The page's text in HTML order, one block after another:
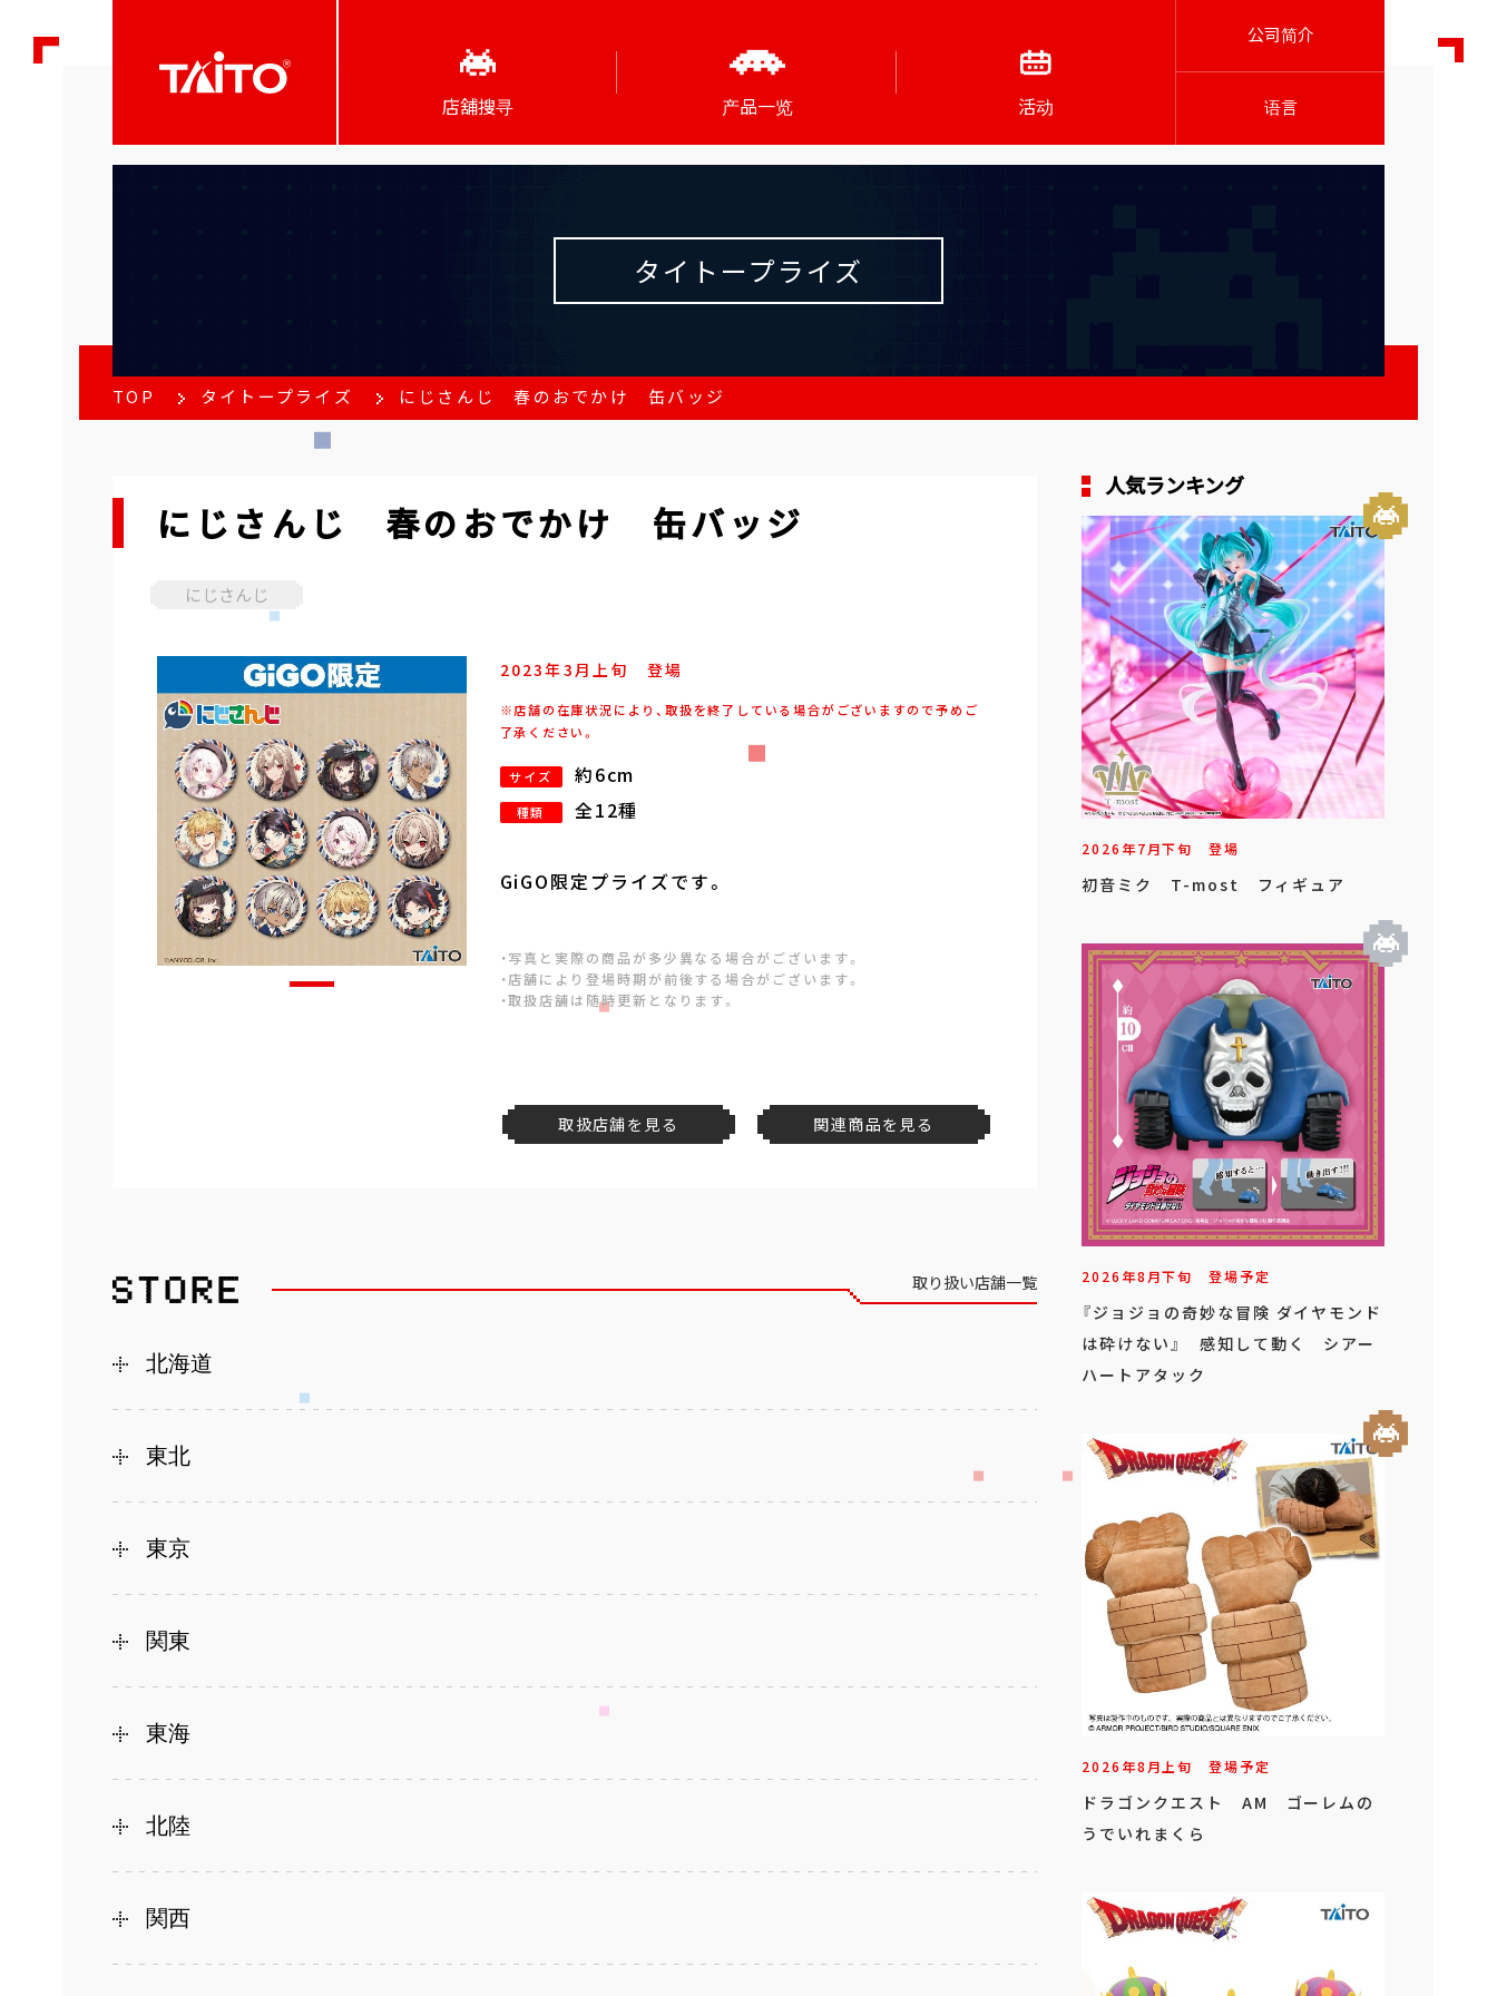
店舖搜寻 产品一览 活动
公司简介
语言
タイトープライズ
TOP タイトープライズ にじさんじ 春のおでかけ 缶バッジ
にじさんじ 春のおでかけ 缶バッジ
にじさんじ
2023年3月上旬 登場
※店舗の在庫状況により、取扱を終了している場合がございますので予めご
了承ください。
サイズ 約6cm
種類 全12種
GiGO限定プライズです。
・写真と実際の商品が多少異なる場合がございます。
・店舗により登場時期が前後する場合がございます。
・取扱店舗は随時更新となります。
取扱店舗を見る 関連商品を見る
取り扱い店舗一覧
北海道
東北
東京
関東
東海
北陸
関西
人気ランキング
2026年7月下旬 登場
初音ミク T-most フィギュア
2026年8月下旬 登場予定
『ジョジョの奇妙な冒険 ダイヤモンド
は砕けない』 感知して動く シアー
ハートアタック
2026年8月上旬 登場予定
ドラゴンクエスト AM ゴーレムの
うでいれまくら